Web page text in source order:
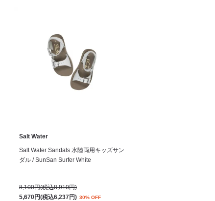
Salt Water
Salt Water Sandals 水陸両用キッズサン
ダル / SunSan Surfer White
8,100円(税込8,910円)
5,670円(税込6,237円) 30% OFF